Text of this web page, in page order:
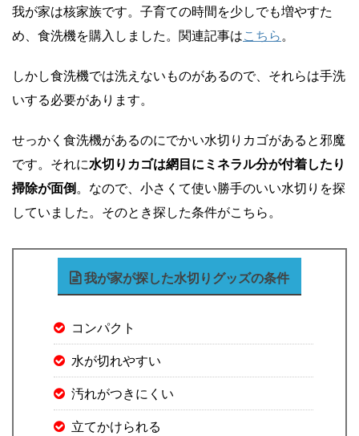
我が家は核家族です。子育ての時間を少しでも増やすた
め、食洗機を購入しました。関連記事はこちら 。
しかし食洗機では洗えないものがあるので、それらは手洗
いする必要があります。
せっかく食洗機があるのにでかい水切りカゴがあると邪魔
です。それに水切りカゴは網目にミネラル分が付着したり
掃除が面倒。なので、小さくて使い勝手のいい水切りを探
していました。そのとき探した条件がこちら。
我が家が探した水切りグッズの条件
コンパクト
水が切れやすい
汚れがつきにくい
立てかけられる